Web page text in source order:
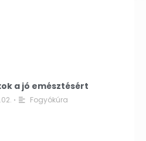
a jó emésztésért
• Fogyókúra